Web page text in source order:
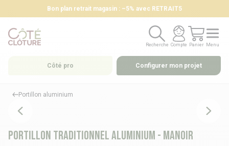
Bon plan retrait magasin : –5% avec RETRAIT5
Recherche
Recherche
Compte
Compte
Panier
Panier
Menu
Menu
Côté pro Configurer mon projet
Portillon aluminium
Portillon traditionnel aluminium - MANOIR